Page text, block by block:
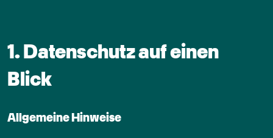
1. Datenschutz auf einen
Blick
Allgemeine Hinweise